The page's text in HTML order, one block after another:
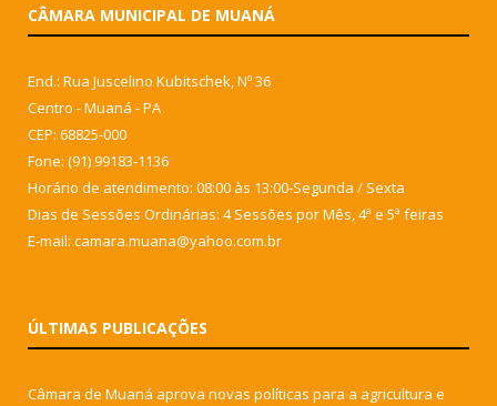
CÂMARA MUNICIPAL DE MUANÁ
End.: Rua Juscelino Kubitschek, Nº 36
Centro - Muaná - PA
CEP: 68825-000
Fone: (91) 99183-1136
Horário de atendimento: 08:00 às 13:00-Segunda / Sexta
Dias de Sessões Ordinárias: 4 Sessões por Mês, 4ª e 5ª feiras
E-mail: camara.muana@yahoo.com.br
ÚLTIMAS PUBLICAÇÕES
Câmara de Muaná aprova novas políticas para a agricultura e